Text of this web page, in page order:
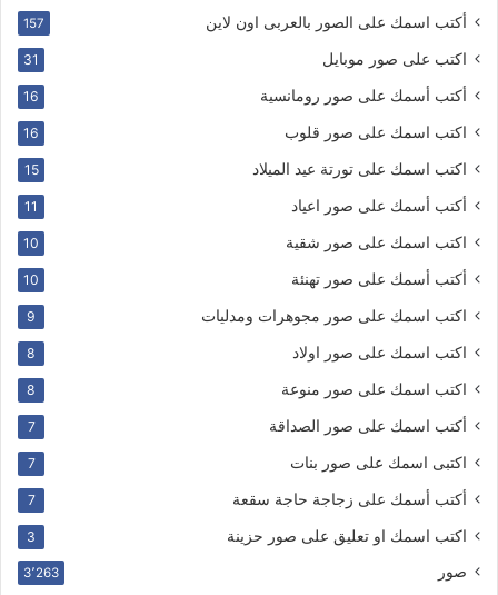
أكتب اسمك على الصور بالعربى اون لاين 157
اكتب على صور موبايل 31
أكتب أسمك على صور رومانسية 16
اكتب اسمك على صور قلوب 16
اكتب اسمك على تورتة عيد الميلاد 15
أكتب أسمك على صور اعياد 11
اكتب اسمك على صور شقية 10
أكتب أسمك على صور تهنئة 10
اكتب اسمك على صور مجوهرات ومدليات 9
اكتب اسمك على صور اولاد 8
اكتب اسمك على صور منوعة 8
أكتب اسمك على صور الصداقة 7
اكتبى اسمك على صور بنات 7
أكتب أسمك على زجاجة حاجة سقعة 7
اكتب اسمك او تعليق على صور حزينة 3
صور 3٬263